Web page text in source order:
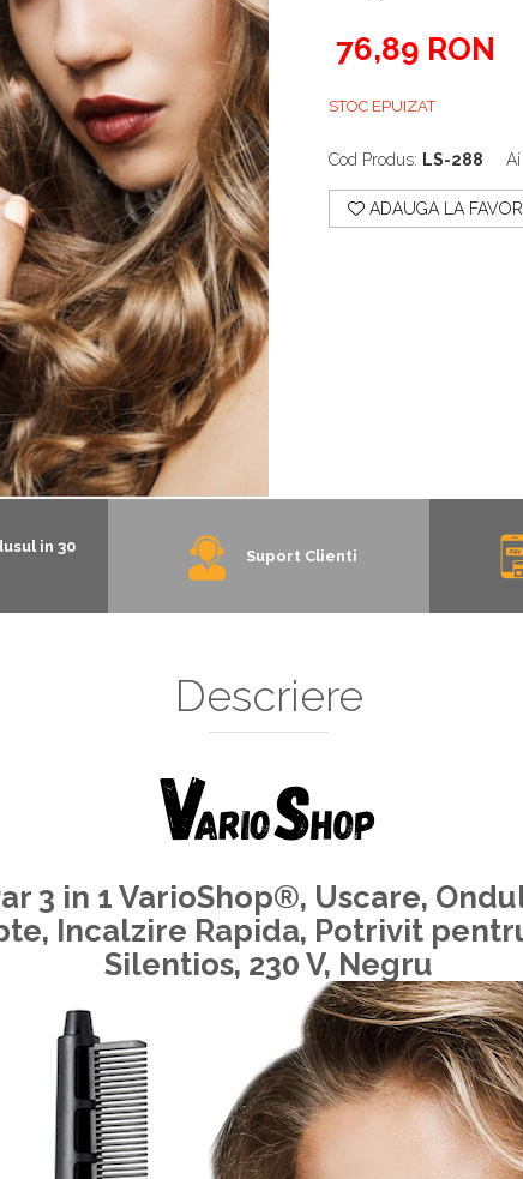
76,89 RON
STOC EPUIZAT
Cod Produs: LS-288
ADAUGA LA
in 30
Suport Clienti
Descriere
3 in 1 VarioShop®, Uscare,
Incalzire Rapida, Potrivit
Silentios, 230 V, Negru